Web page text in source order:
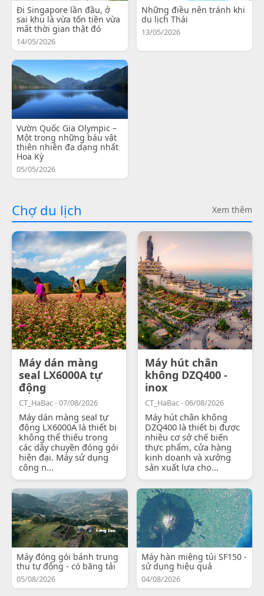
Đi Singapore lần đầu, ở
sai khu là vừa tốn tiền vừa
mất thời gian thật đó
14/05/2026
Những điều nên tránh khi
du lịch Thái
13/05/2026
Vườn Quốc Gia Olympic –
Một trong những báu vật
thiên nhiên đa dạng nhất
Hoa Kỳ
05/05/2026
Chợ du lịch Xem thêm
Máy dán màng
seal LX6000A tự
động
CT_HaBac - 07/08/2026
Máy dán màng seal tự
động LX6000A là thiết bị
không thể thiếu trong
các dây chuyền đóng gói
hiện đại. Máy sử dụng
công n...
Máy hút chân
không DZQ400 -
inox
CT_HaBac - 06/08/2026
Máy hút chân không
DZQ400 là thiết bị được
nhiều cơ sở chế biến
thực phẩm, cửa hàng
kinh doanh và xưởng
sản xuất lựa chọ...
Máy đóng gói bánh trung
thu tự động - có băng tải
05/08/2026
Máy hàn miệng túi SF150 -
sử dụng hiệu quả
04/08/2026